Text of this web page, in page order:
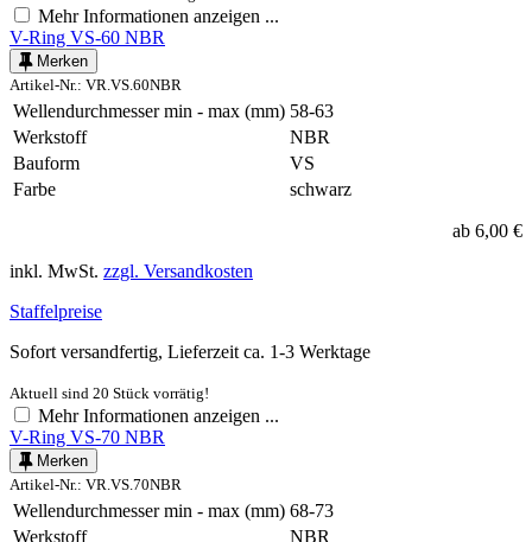
Mehr Informationen anzeigen ...
V-Ring VS-60 NBR
Merken
Artikel-Nr.: VR.VS.60NBR
Wellendurchmesser min - max (mm) 58-63
Werkstoff
NBR
Bauform
VS
Farbe
schwarz
ab 6,00 €
inkl. MwSt. zzgl. Versandkosten
Staffelpreise
Sofort versandfertig, Lieferzeit ca. 1-3 Werktage
Aktuell sind 20 Stück vorrätig!
Mehr Informationen anzeigen ...
V-Ring VS-70 NBR
Merken
Artikel-Nr.: VR.VS.70NBR
Wellendurchmesser min - max (mm) 68-73
Werkstoff
NBR